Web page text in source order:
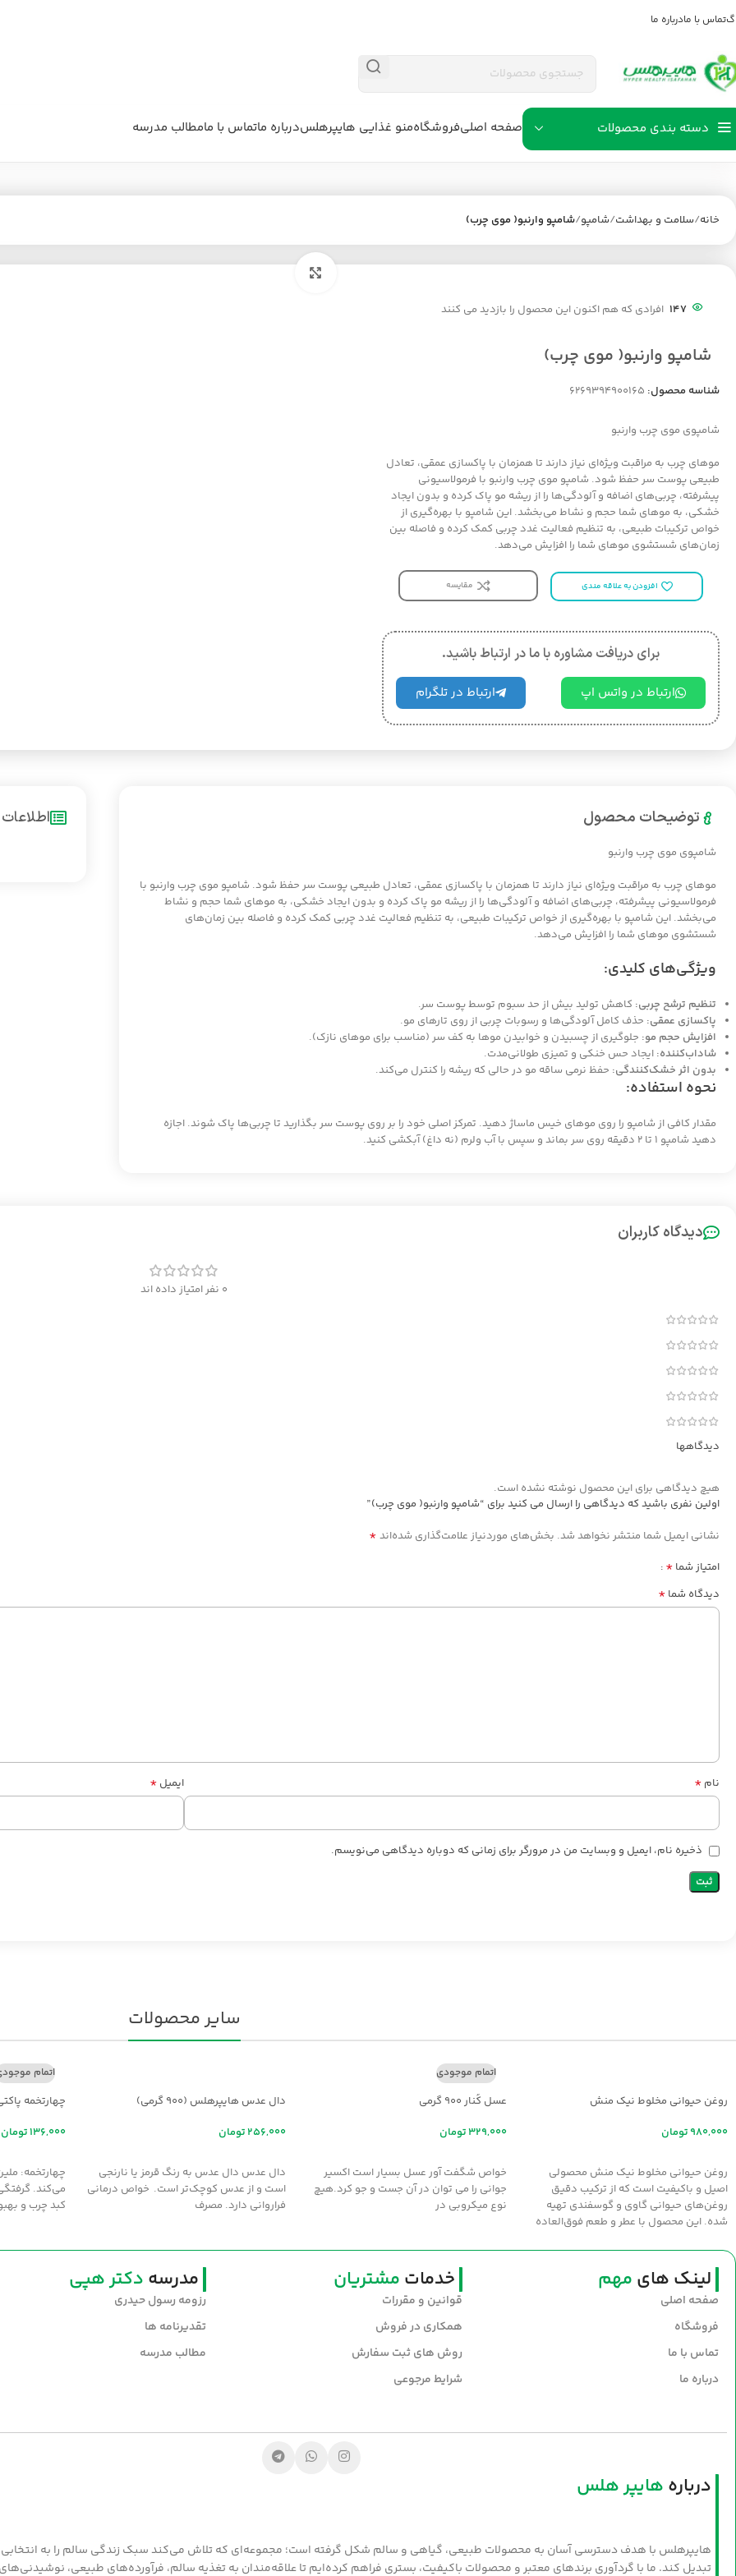
تماس با مادرباره ما
دسته بندی محصولات صفحه اصلیفروشگاهمنو غذایی هایپرهلسدرباره ماتماس با مامطالب مدرسه
خانه سلامت و بهداشت شامپو شامپو وارنبو( موی چرب)
147 افرادی که هم اکنون این محصول را بازدید می کنند
شامپو وارنبو( موی چرب)
شناسه محصول: 6269394900165
شامپوی موی چرب وارنبو
موهای چرب به مراقبت ویژه‌ای نیاز دارند تا همزمان با پاکسازی عمقی، تعادل
طبیعی پوست سر حفظ شود. شامپو موی چرب وارنبو با فرمولاسیونی
پیشرفته، چربی‌های اضافه و آلودگی‌ها را از ریشه مو پاک کرده و بدون ایجاد
خشکی، به موهای شما حجم و نشاط می‌بخشد. این شامپو با بهره‌گیری از
خواص ترکیبات طبیعی، به تنظیم فعالیت غدد چربی کمک کرده و فاصله بین
زمان‌های شستشوی موهای شما را افزایش می‌دهد.
افزودن به علاقه مندی مقایسه
برای دریافت مشاوره با ما در ارتباط باشید.
ارتباط در واتس اپ ارتباط در تلگرام
توضیحات محصول
شامپوی موی چرب وارنبو
موهای چرب به مراقبت ویژه‌ای نیاز دارند تا همزمان با پاکسازی عمقی، تعادل طبیعی پوست سر حفظ شود. شامپو موی چرب وارنبو با
فرمولاسیونی پیشرفته، چربی‌های اضافه و آلودگی‌ها را از ریشه مو پاک کرده و بدون ایجاد خشکی، به موهای شما حجم و نشاط
می‌بخشد. این شامپو با بهره‌گیری از خواص ترکیبات طبیعی، به تنظیم فعالیت غدد چربی کمک کرده و فاصله بین زمان‌های
شستشوی موهای شما را افزایش می‌دهد.
ویژگی‌های کلیدی:
تنظیم ترشح چربی: کاهش تولید بیش از حد سبوم توسط پوست سر.
پاکسازی عمقی: حذف کامل آلودگی‌ها و رسوبات چربی از روی تارهای مو.
افزایش حجم مو: جلوگیری از چسبیدن و خوابیدن موها به کف سر (مناسب برای موهای نازک).
شاداب‌کننده: ایجاد حس خنکی و تمیزی طولانی‌مدت.
بدون اثر خشک‌کنندگی: حفظ نرمی ساقه مو در حالی که ریشه را کنترل می‌کند.
نحوه استفاده:
مقدار کافی از شامپو را روی موهای خیس ماساژ دهید. تمرکز اصلی خود را بر روی پوست سر بگذارید تا چربی‌ها پاک شوند. اجازه
دهید شامپو ۱ تا ۲ دقیقه روی سر بماند و سپس با آب ولرم (نه داغ) آبکشی کنید.
دیدگاه کاربران
0 نفر امتیاز داده اند
دیدگاهها
هیچ دیدگاهی برای این محصول نوشته نشده است.
اولین نفری باشید که دیدگاهی را ارسال می کنید برای “شامپو وارنبو( موی چرب)”
نشانی ایمیل شما منتشر نخواهد شد. بخش‌های موردنیاز علامت‌گذاری شده‌اند *
امتیاز شما *
دیدگاه شما *
نام * ایمیل *
ذخیره نام، ایمیل و وبسایت من در مرورگر برای زمانی که دوباره دیدگاهی می‌نویسم.
سایر محصولات
روغن حیوانی مخلوط نیک منش
تومان
روغن حیوانی مخلوط نیک منش محصولی
اصیل و باکیفیت است که از ترکیب دقیق
روغن‌های حیوانی گاوی و گوسفندی تهیه
شده. این محصول با عطر و طعم فوق‌العاده
خوش‌عطر و صبحانه‌های مقوی است. سلامت و
طعم اصیل را با روغن نیک‌منش به سفره‌های
خود بیاورید.
اتمام موجودی
عسل کُنار ۹۰۰ گرمی
تومان
خواص شگفت آور عسل بسيار است اکسير
جواني را مي توان در آن جست و جو کرد.هيچ
نوع ميکروبي در
دال عدس هایپرهلس (900 گرمی)
تومان
دال عدس دال عدس به رنگ قرمز یا نارنجی
است و از عدس کوچک‌تر است. خواص درمانی
فراروانی دارد. مصرف
اتمام
چهارتخمه
تومان
چهارتخمه:
مي‌کند.
کبد چرب و
لینک های مهم
صفحه اصلی
فروشگاه
تماس با ما
درباره ما
خدمات مشتریان
قوانین و مقررات
همکاری در فروش
روش های ثبت سفارش
شرایط مرجوعی
مدرسه دکتر هپی
رزومه رسول حیدری
تقدیرنامه ها
مطالب مدرسه
درباره هایپر هلس
هایپرهلس با هدف دسترسی آسان به محصولات طبیعی، گیاهی و سالم شکل گرفته است؛ مجموعه‌ای که تلاش می‌کند سبک زندگی سالم را به
تبدیل کند. ما با گردآوری برندهای معتبر و محصولات باکیفیت، بستری فراهم کرده‌ایم تا علاقه‌مندان به تغذیه سالم، فرآورده‌های طبیعی،